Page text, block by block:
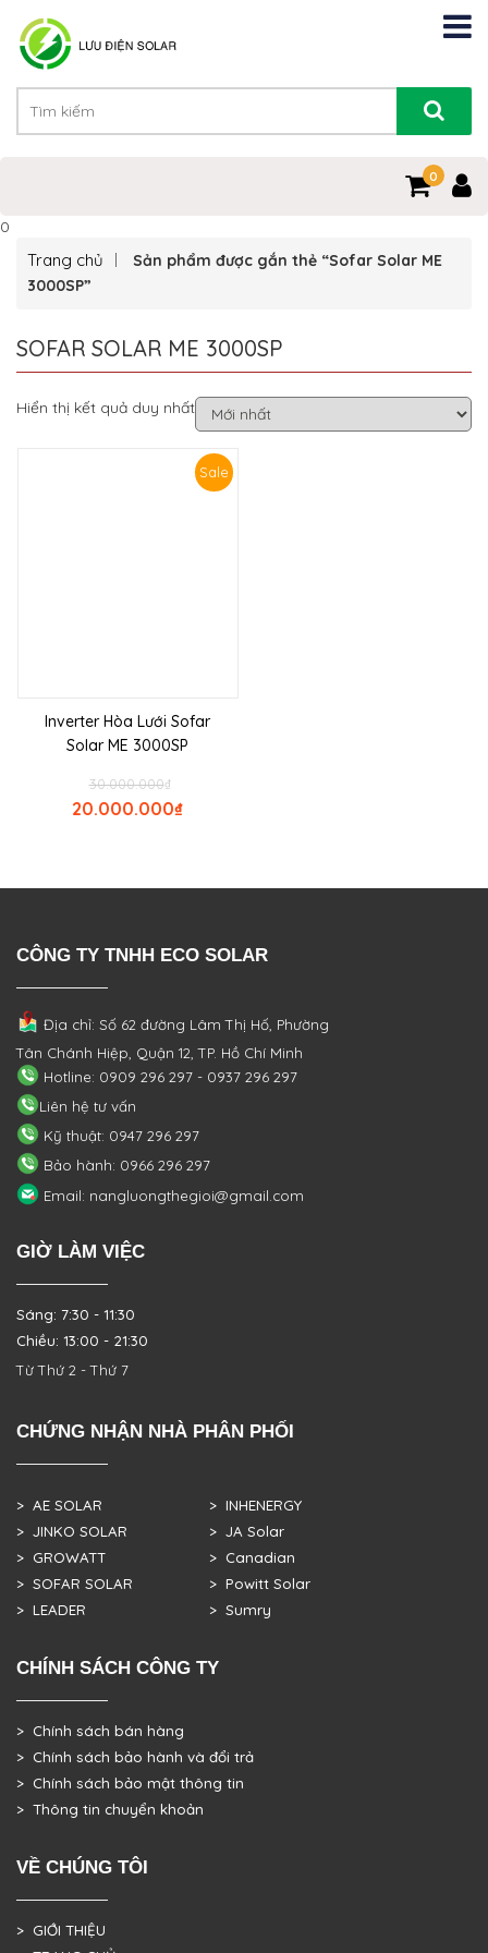
0
0
Trang chủ
Sản phẩm được gắn thẻ “Sofar Solar ME
3000SP”
SOFAR SOLAR ME 3000SP
Hiển thị kết quả duy nhất
Sale
Inverter Hòa Lưới Sofar
Solar ME 3000SP
₫
30.000.000
₫
20.000.000
CÔNG TY TNHH ECO SOLAR
Địa chỉ: Số 62 đường Lâm Thị Hố, Phường
Tân Chánh Hiệp, Quận 12, TP. Hồ Chí Minh
Hotline: 0909 296 297 - 0937 296 297
Liên hệ tư vấn
Kỹ thuật: 0947 296 297
Bảo hành: 0966 296 297
Email: nangluongthegioi@gmail.com
GIỜ LÀM VIỆC
Sáng: 7:30 - 11:30
Chiều: 13:00 - 21:30
Từ Thứ 2 - Thứ 7
CHỨNG NHẬN NHÀ PHÂN PHỐI
> AE SOLAR
> JINKO SOLAR
> GROWATT
> SOFAR SOLAR
> LEADER
> INHENERGY
> JA Solar
> Canadian
> Powitt Solar
> Sumry
CHÍNH SÁCH CÔNG TY
> Chính sách bán hàng
> Chính sách bảo hành và đổi trả
> Chính sách bảo mật thông tin
> Thông tin chuyển khoản
VỀ CHÚNG TÔI
> GIỚI THIỆU